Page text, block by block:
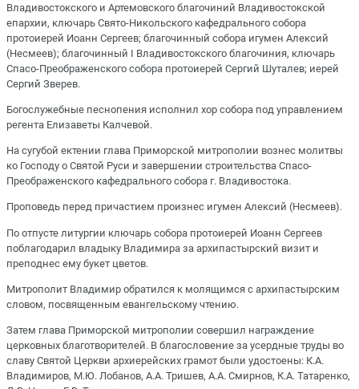
Владивостокского и Артемовского благочиний Владивостокской
епархии, ключарь Свято-Никольского кафедрального собора
протоиерей Иоанн Сергеев; благочинный собора игумен Алексий
(Несмеев); благочинный I Владивостокского благочиния, ключарь
Спасо-Преображенского собора протоиерей Сергий Шуталев; иерей
Сергий Зверев.
Богослужебные песнопения исполнил хор собора под управлением
регента Елизаветы Калчевой.
На сугубой ектении глава Приморской митрополии вознес молитвы
ко Господу о Святой Руси и завершении строительства Спасо-
Преображенского кафедрального собора г. Владивостока.
Проповедь перед причастием произнес игумен Алексий (Несмеев).
По отпусте литургии ключарь собора протоиерей Иоанн Сергеев
поблагодарил владыку Владимира за архипастырский визит и
преподнес ему букет цветов.
Митрополит Владимир обратился к молящимся с архипастырским
словом, посвященным евангельскому чтению.
Затем глава Приморской митрополии совершил награждение
церковных благотворителей. В благословение за усердные труды во
славу Святой Церкви архиерейских грамот были удостоены: К.А.
Владимиров, М.Ю. Лобанов, А.А. Тришев, А.А. Смирнов, К.А. Татаренко,